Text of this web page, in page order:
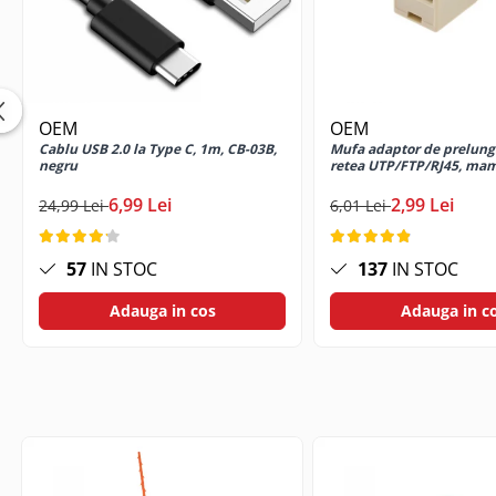
Cabluri USB tip C
Casti cu cablu
Gadgets smartphone
Huse smartphone
Incarcatoare wireless
Incarcator priza retea
Lentile smartphone
Microfoane pentru smartphone
Ochelari Virtuali pentru
smartphone
OEM
Cablu USB 2.0 la Type C, 1m, CB-03B,
negru
24,99 Lei6,99 Lei
57 IN STOC
Adauga in cos
OEM
Mufa adaptor de
retea UTP/FTP/RJ45,
6,01 Lei2,99 Lei
137 IN STOC
Adauga in